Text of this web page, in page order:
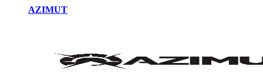
AZIMUT